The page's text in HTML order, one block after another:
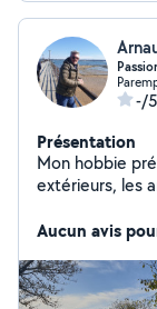
-/5
Présentation
Mon hobbie
extérieurs, les
propose : taille
les meilleurs
déplacement.
Aucun avis